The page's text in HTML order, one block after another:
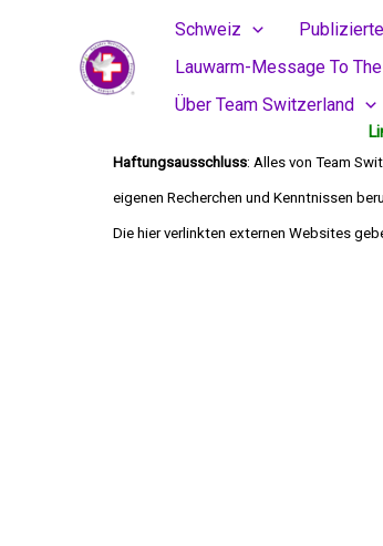
Schweiz
Lauwarm-Message To
Über Team Switzerland
Haftungsausschluss: Alles von Team
eigenen Recherchen und Kenntnissen
Die hier verlinkten externen